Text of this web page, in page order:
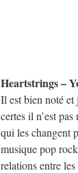
Heartstrings –
Il est bien noté et
certes il n’est
qui les changent
musique pop
relations entre